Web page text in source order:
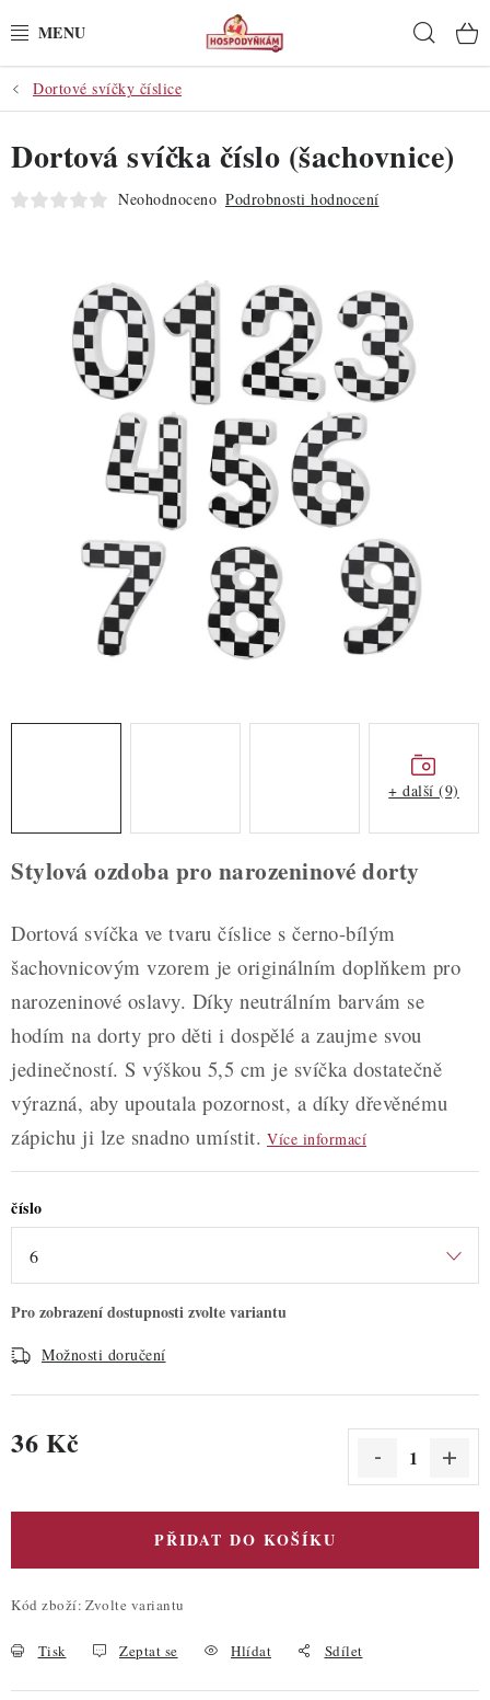
na
POTŘEBY
POMŮCKY
SUROVINY
PRO OSLAVY
DO KUCHYNĚ
POCHUTINY
ZDRAVÉ PEČENÍ
DÁRKOVÉ POUKAZY
TÉMATICKÉ PRODUKTY
PROFI BALENÍ
NOVÉ ZBOŽÍ
Nepřevzetí zásilky na dobírku
Obchodní podmínky
Hodnocení obchodu
Blog
Moje objednávka
Dortové svíčky číslice
Stylová ozdoba pro narozeninové dorty
Dortová svíčka ve tvaru číslice s černo-bílým
šachovnicovým vzorem je originálním doplňkem pro
narozeninové oslavy. Díky neutrálním barvám se
hodím na dorty pro děti i dospělé a zaujme svou
jedinečností. S výškou 5,5 cm je svíčka dostatečně
výrazná, aby upoutala pozornost, a díky dřevěnému
zápichu ji lze snadno umístit. Více informací
číslo
Možnosti doručení
36 Kč
PŘIDAT DO KOŠÍKU
Kód zboží: Zvolte variantu
Tisk Zeptat se Hlídat Sdílet
Dortová svíčka číslo (šachovnice)
Neohodnoceno Podrobnosti hodnocení
+ další (9)